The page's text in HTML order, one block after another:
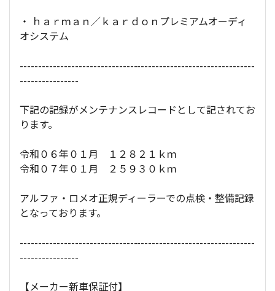
・ ｈａｒｍａｎ／ｋａｒｄｏｎプレミアムオーディ
オシステム
----------------------------------------------------------------
----------------
下記の記録がメンテナンスレコードとして記されてお
ります。
令和０６年０１月 １２８２１ｋｍ
令和０７年０１月 ２５９３０ｋｍ
アルファ・ロメオ正規ディーラーでの点検・整備記録
となっております。
----------------------------------------------------------------
----------------
【メーカー新車保証付】